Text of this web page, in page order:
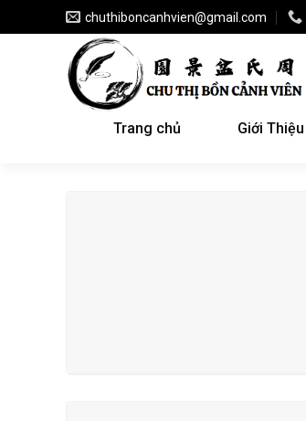
to
chuthiboncanhvien@gmail.com
Trang chủ Giới Thiệu